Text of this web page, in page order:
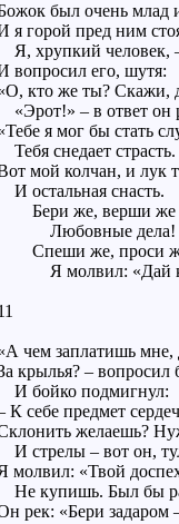
был очень млад
я горой пред ним
Я, хрупкий человек,
вопросил его, шутя:
кто же ты? Скажи,
«Эрот!» – в ответ он
я мог бы стать
Тебя снедает страсть.
мой колчан, и лук
И остальная снасть.
Бери же, верши же
Любовные дела!
Спеши же, проси
Я молвил: «Дай
чем заплатишь мне,
крылья? – вопросил
И бойко подмигнул:
К себе предмет
желаешь?
И стрелы – вот он,
молвил: «Твой
Не купишь. Был бы
рек: «Бери задаром